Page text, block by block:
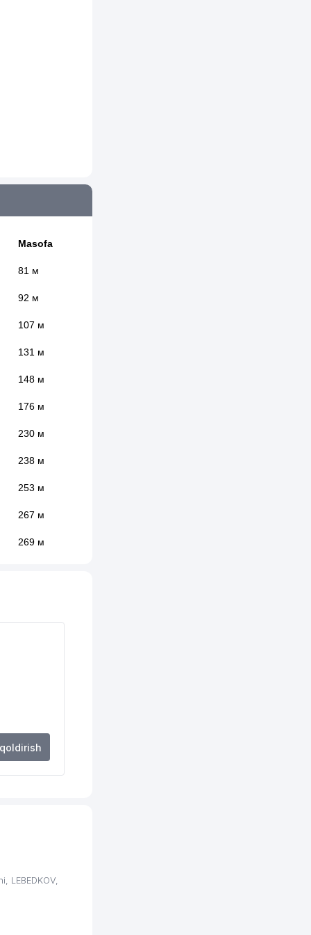
Masofa
81 м
92 м
107 м
131 м
148 м
176 м
230 м
238 м
253 м
267 м
269 м
289 м
298 м
299 м
LEBEDKOV,